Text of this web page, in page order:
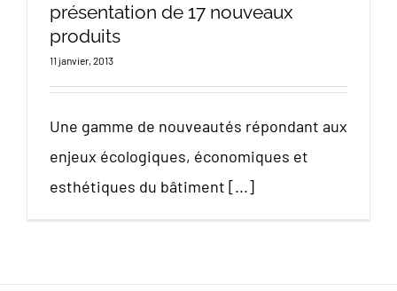
présentation de 17 nouveaux
produits
11 janvier, 2013
Une gamme de nouveautés répondant aux
enjeux écologiques, économiques et
esthétiques du bâtiment [...]